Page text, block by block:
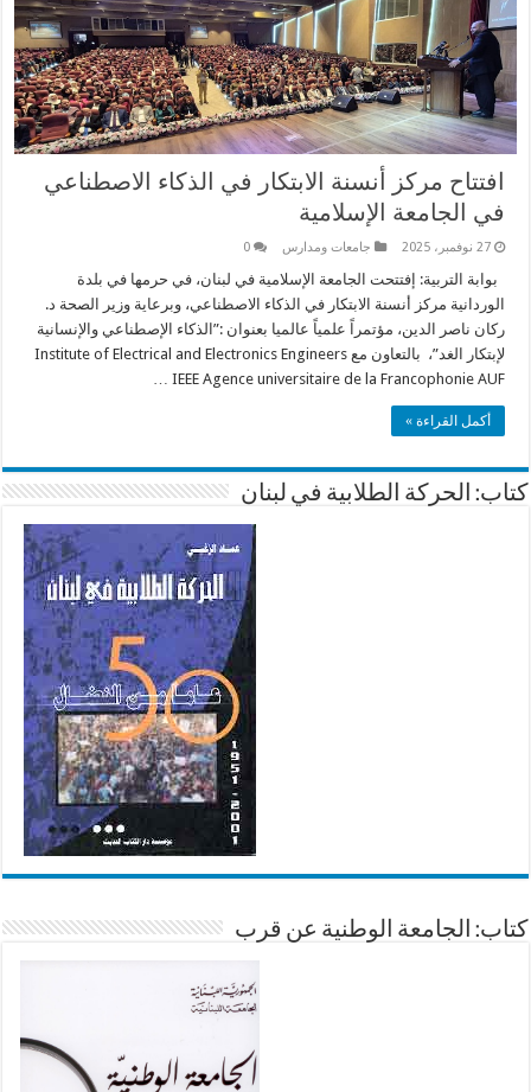
افتتاح مركز أنسنة الابتكار في الذكاء الاصطناعي
في الجامعة الإسلامية
27 نوفمبر، 2025 جامعات ومدارس 0
بوابة التربية: إفتتحت الجامعة الإسلامية في لبنان، في حرمها في بلدة
الوردانية مركز أنسنة الابتكار في الذكاء الاصطناعي، وبرعاية وزير الصحة د.
ركان ناصر الدين، مؤتمراً علمياً عالميا بعنوان :”الذكاء الإصطناعي والإنسانية
لإبتكار الغد”، بالتعاون مع Institute of Electrical and Electronics Engineers
IEEE Agence universitaire de la Francophonie AUF …
أكمل القراءة »
كتاب: الحركة الطلابية في لبنان
كتاب: الجامعة الوطنية عن قرب